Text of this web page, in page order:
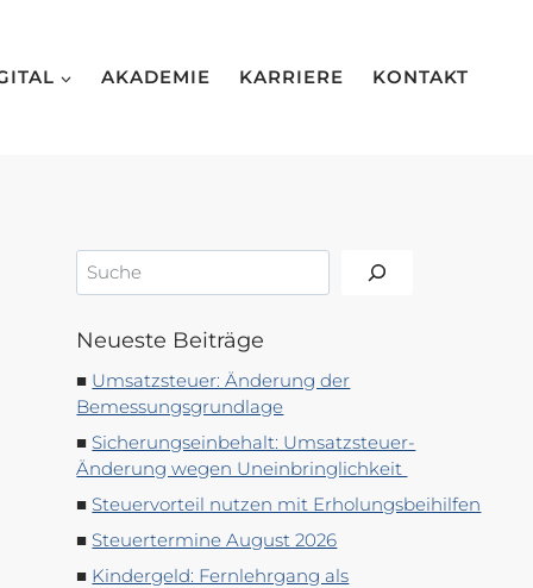
AKADEMIE KARRIERE KONTAKT
Suchen
Neueste Beiträge
Umsatzsteuer: Änderung der
Bemessungsgrundlage
Sicherungseinbehalt: Umsatzsteuer-
Änderung wegen Uneinbringlichkeit
Steuervorteil nutzen mit Erholungsbeihilfen
Steuertermine August 2026
Kindergeld: Fernlehrgang als